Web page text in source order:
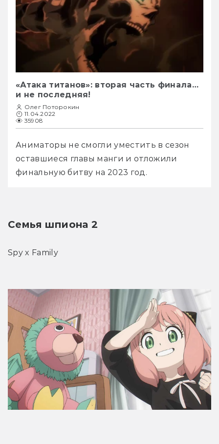
«Атака титанов»: вторая часть финала…
и не последняя!
Олег Поторокин
11.04.2022
35908
Аниматоры не смогли уместить в сезон
оставшиеся главы манги и отложили
финальную битву на 2023 год.
Семья шпиона 2
Spy x Family